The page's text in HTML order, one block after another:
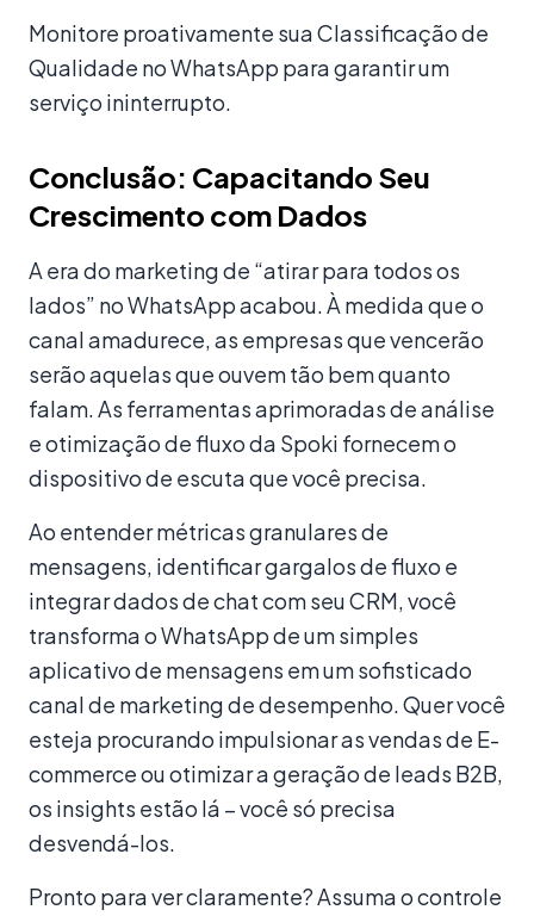
Monitore proativamente sua Classificação de
Qualidade no WhatsApp para garantir um
serviço ininterrupto.
Conclusão: Capacitando Seu
Crescimento com Dados
A era do marketing de “atirar para todos os
lados” no WhatsApp acabou. À medida que o
canal amadurece, as empresas que vencerão
serão aquelas que ouvem tão bem quanto
falam. As ferramentas aprimoradas de análise
e otimização de fluxo da Spoki fornecem o
dispositivo de escuta que você precisa.
Ao entender métricas granulares de
mensagens, identificar gargalos de fluxo e
integrar dados de chat com seu CRM, você
transforma o WhatsApp de um simples
aplicativo de mensagens em um sofisticado
canal de marketing de desempenho. Quer você
esteja procurando impulsionar as vendas de E-
commerce ou otimizar a geração de leads B2B,
os insights estão lá – você só precisa
desvendá-los.
Pronto para ver claramente? Assuma o controle